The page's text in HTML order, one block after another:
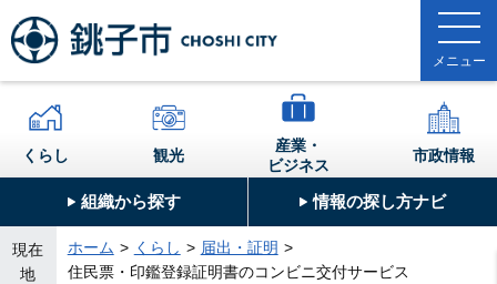
組織から探す 情報の探し方ナビ
くらし 観光
産業・
ビジネス
市政情報
現在
地
ホーム くらし
届出・証明
住民票・印鑑登録証明書のコンビニ交付サービス